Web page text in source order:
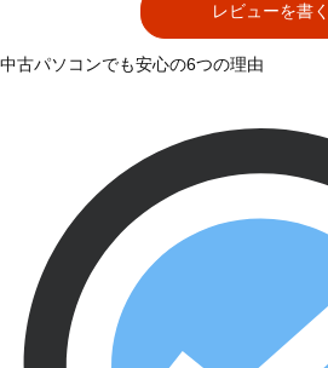
レビューを書く
中古パソコンでも安心の6つの理由